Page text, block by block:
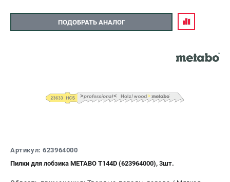
ПОДОБРАТЬ АНАЛОГ
Артикул: 623964000
Пилки для лобзика METABO T144D (623964000), 3шт.